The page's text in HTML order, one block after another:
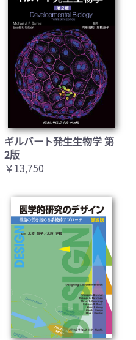
ギルバート発生生物学 第
2版
￥13,750